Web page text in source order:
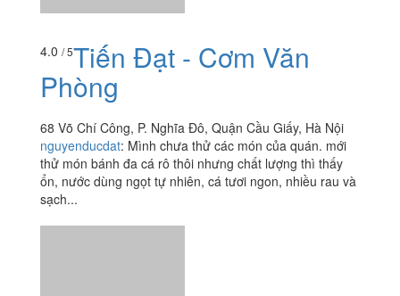
4.0 / 5Tiến Đạt - Cơm Văn
Phòng
68 Võ Chí Công, P. Nghĩa Đô, Quận Cầu Giấy, Hà Nội
nguyenducdat: Mình chưa thử các món của quán. mới
thử món bánh đa cá rô thôi nhưng chất lượng thì thấy
ổn, nước dùng ngọt tự nhiên, cá tươi ngon, nhiều rau và
sạch...